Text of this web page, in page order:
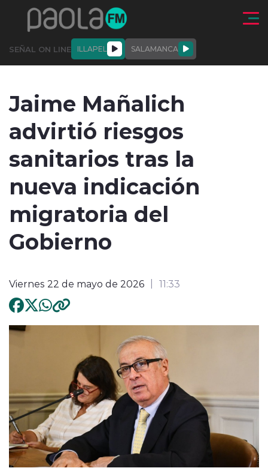
Click acá para ir directamente al contenido
SEÑAL ON LINE ILLAPEL SALAMANCA
ACTUALIDAD DEPORTES
modo claro
Jaime Mañalich
advirtió riesgos
sanitarios tras la
nueva indicación
migratoria del
Gobierno
Viernes 22 de mayo de 2026 11:33